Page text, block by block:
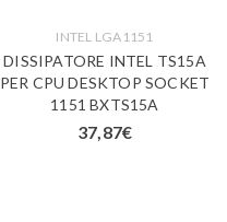
INTEL LGA1151
DISSIPATORE INTEL TS15A
PER CPU DESKTOP SOCKET
1151 BXTS15A
37,87€